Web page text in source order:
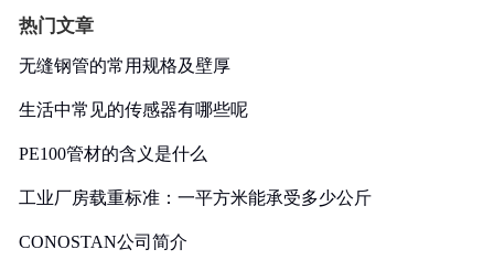
热门文章
无缝钢管的常用规格及壁厚
生活中常见的传感器有哪些呢
PE100管材的含义是什么
工业厂房载重标准：一平方米能承受多少公斤
CONOSTAN公司简介